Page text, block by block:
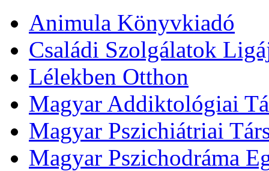
Animula Könyvkiadó
Családi Szolgálatok
Lélekben Otthon
Magyar Addiktológiai
Magyar Pszichiátriai
Magyar Pszichodráma